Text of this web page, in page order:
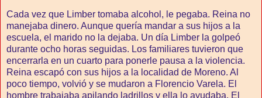
Cada vez que Limber tomaba alcohol, le pegaba. Reina no
manejaba dinero. Aunque quería mandar a sus hijos a la
escuela, el marido no la dejaba. Un día Limber la golpeó
durante ocho horas seguidas. Los familiares tuvieron que
encerrarla en un cuarto para ponerle pausa a la violencia.
Reina escapó con sus hijos a la localidad de Moreno. Al
poco tiempo, volvió y se mudaron a Florencio Varela. El
hombre trabajaba apilando ladrillos y ella lo ayudaba. El